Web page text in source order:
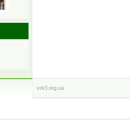
vrk3.org.ua